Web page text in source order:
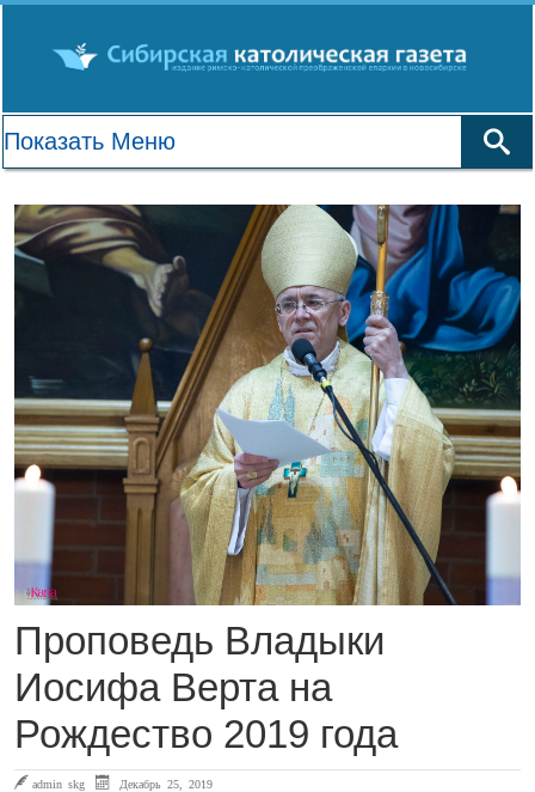
Проповедь Владыки
Иосифа Верта на
Рождество 2019 года
admin skg Декабрь 25, 2019